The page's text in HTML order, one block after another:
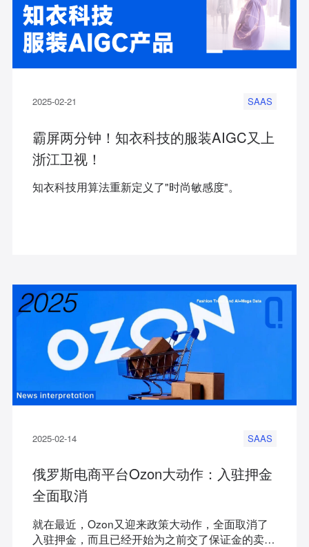
2025-02-21 SAAS
霸屏两分钟！知衣科技的服装AIGC又上
浙江卫视！
知衣科技用算法重新定义了"时尚敏感度"。
2025-02-14 SAAS
俄罗斯电商平台Ozon大动作：入驻押金
全面取消
就在最近，Ozon又迎来政策大动作，全面取消了
入驻押金，而且已经开始为之前交了保证金的卖家